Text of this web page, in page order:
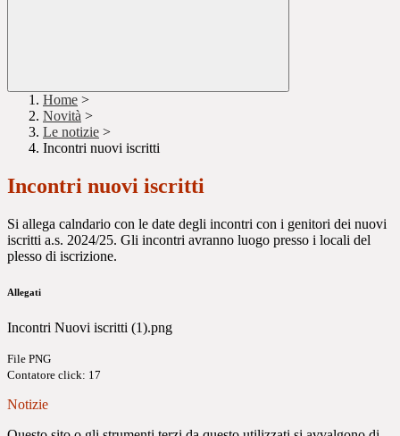
Home >
Novità >
Le notizie >
Incontri nuovi iscritti
Incontri nuovi iscritti
Si allega calndario con le date degli incontri con i genitori dei nuovi
iscritti a.s. 2024/25. Gli incontri avranno luogo presso i locali del
plesso di iscrizione.
Allegati
Incontri Nuovi iscritti (1).png
File PNG
Contatore click: 17
Notizie